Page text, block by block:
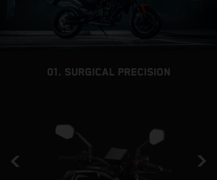
01. SURGICAL PRECISION